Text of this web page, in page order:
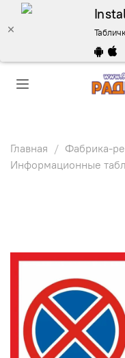
Главная
Фабрика-
Информационные